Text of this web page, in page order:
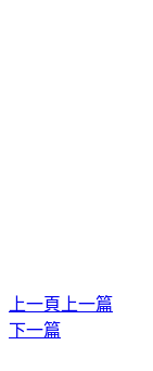
上一頁 上一篇
下一篇